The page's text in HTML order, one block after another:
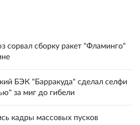
сорвал сборку ракет "Фламинго"
БЭК "Барракуда" сделал селфи
за миг до гибели
кадры массовых пусков